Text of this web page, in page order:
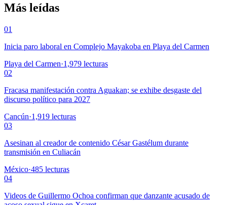
Más leídas
01
Inicia paro laboral en Complejo Mayakoba en Playa del Carmen
Playa del Carmen·1,979 lecturas
02
Fracasa manifestación contra Aguakan; se exhibe desgaste del
discurso político para 2027
Cancún·1,919 lecturas
03
Asesinan al creador de contenido César Gastélum durante
transmisión en Culiacán
México·485 lecturas
04
Videos de Guillermo Ochoa confirman que danzante acusado de